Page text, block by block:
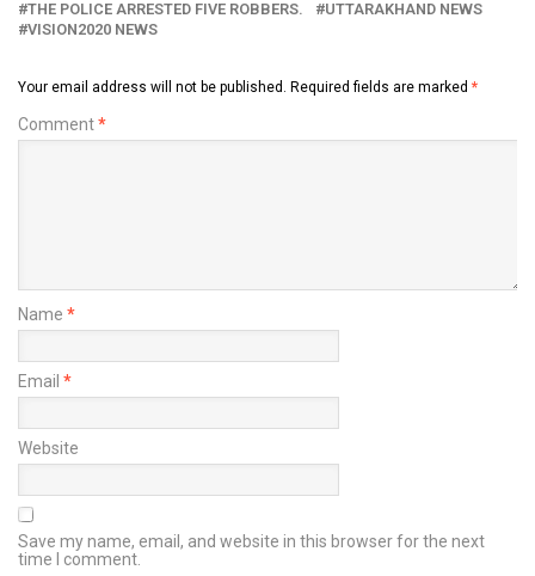
THE POLICE ARRESTED FIVE ROBBERS.
UTTARAKHAND NEWS
VISION2020 NEWS
Your email address will not be published. Required fields are marked *
Comment*
Name *
Email *
Website
Save my name, email, and website in this browser for the next
time I comment.